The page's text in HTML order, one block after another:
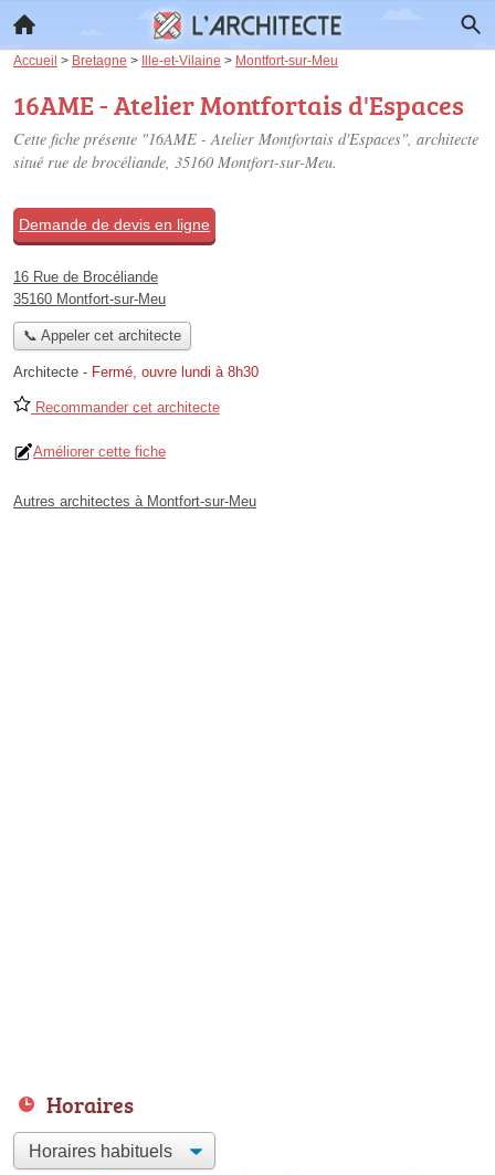
Accueil > Bretagne > Ille-et-Vilaine > Montfort-sur-Meu
16AME - Atelier Montfortais d'Espaces
Cette fiche présente "16AME - Atelier Montfortais d'Espaces", architecte
situé rue de brocéliande, 35160 Montfort-sur-Meu.
Demande de devis en ligne
16 Rue de Brocéliande
35160 Montfort-sur-Meu
📞 Appeler cet architecte
Architecte - Fermé, ouvre lundi à 8h30
Recommander cet architecte
Améliorer cette fiche
Autres architectes à Montfort-sur-Meu
Horaires